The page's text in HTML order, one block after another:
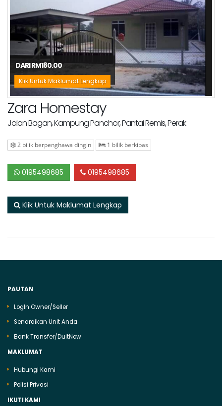
DARI RM180.00
Klik Untuk Maklumat Lengkap
Zara Homestay
Jalan Bagan, Kampung Panchor, Pantai Remis, Perak
2 bilik berpenghawa dingin 1 bilik berkipas
0195498685 0195498685
Klik Untuk Maklumat Lengkap
PAUTAN
LogIn Owner/Seller
Senaraikan Unit Anda
Bank Transfer/DuitNow
MAKLUMAT
Hubungi Kami
Polisi Privasi
IKUTI KAMI